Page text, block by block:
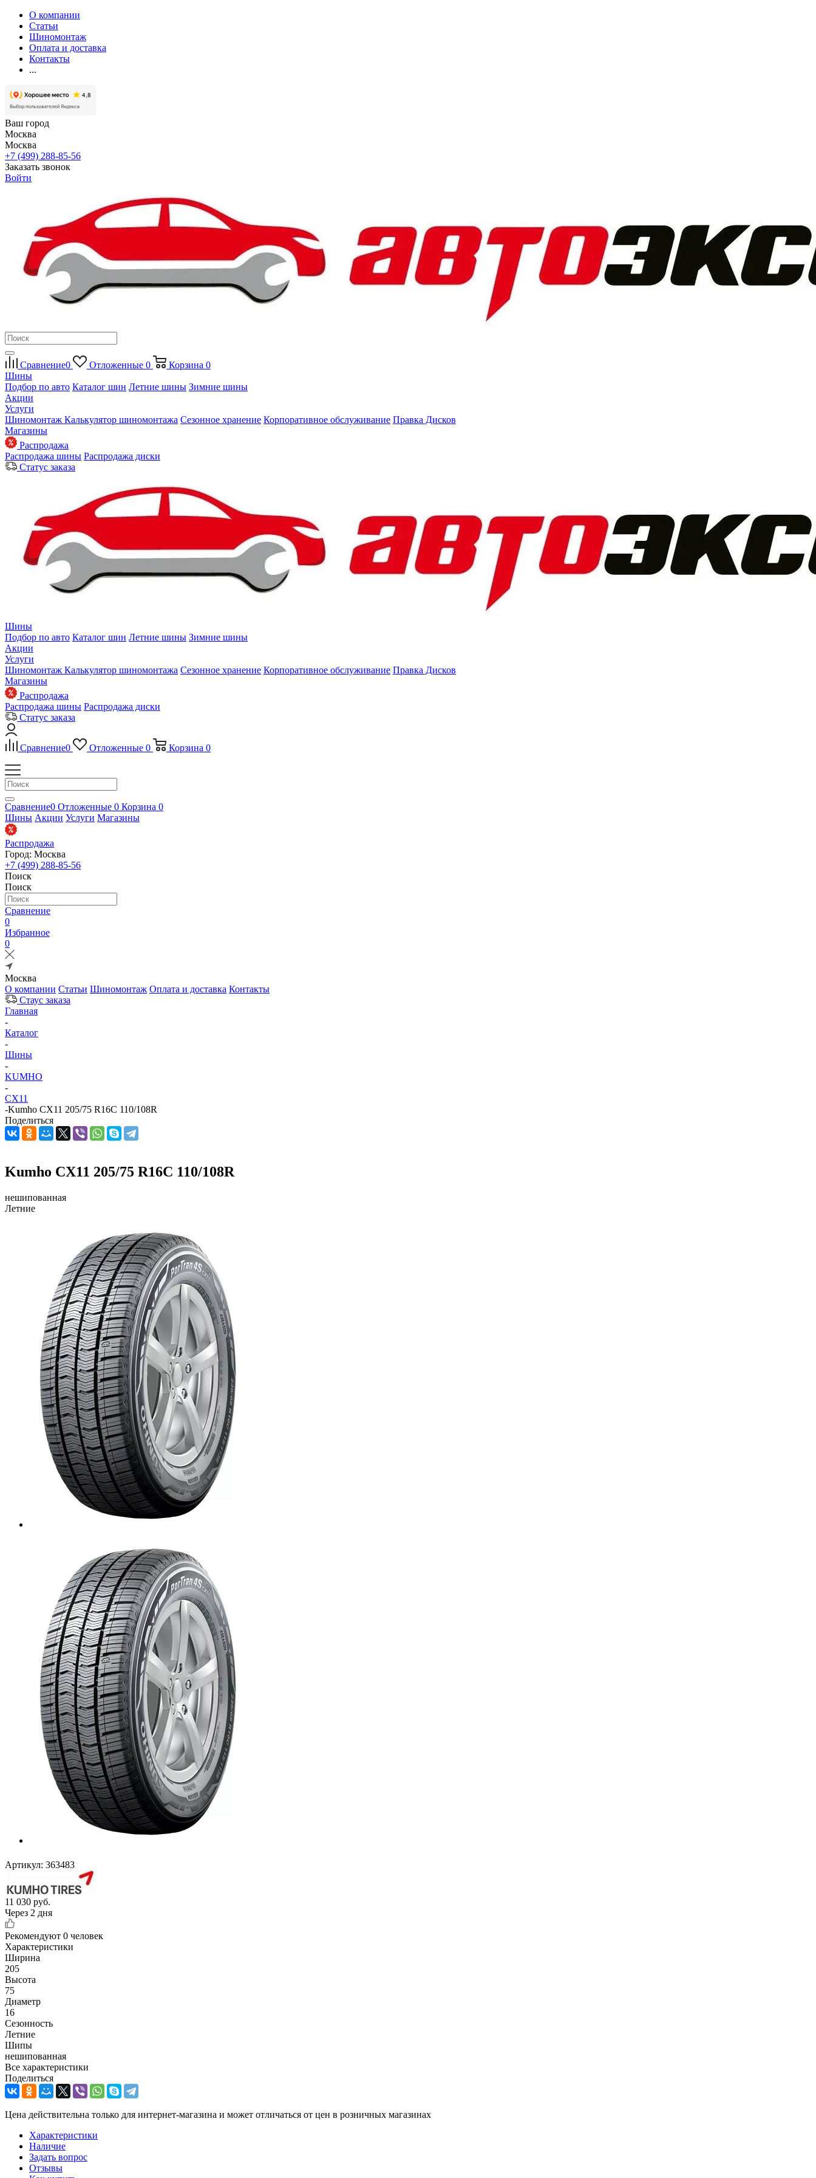
О компании
Статьи
Шиномонтаж
Оплата и доставка
Контакты
...
Ваш город
Москва
Москва
+7 (499) 288-85-56
Заказать звонок
Войти
Сравнение0 Отложенные 0 Корзина 0
Шины
Подбор по авто Каталог шин Летние шины Зимние шины
Акции
Услуги
Шиномонтаж Калькулятор шиномонтажа Сезонное хранение Корпоративное обслуживание Правка Дисков
Магазины
Распродажа
Распродажа шины Распродажа диски
Статус заказа
Шины
Подбор по авто Каталог шин Летние шины Зимние шины
Акции
Услуги
Шиномонтаж Калькулятор шиномонтажа Сезонное хранение Корпоративное обслуживание Правка Дисков
Магазины
Распродажа
Распродажа шины Распродажа диски
Статус заказа
Сравнение0 Отложенные 0 Корзина 0
Сравнение0 Отложенные 0 Корзина 0
Шины Акции Услуги Магазины
Распродажа
Город: Москва
+7 (499) 288-85-56
Поиск
Поиск
Сравнение
0
Избранное
0
Москва
О компании Статьи Шиномонтаж Оплата и доставка Контакты
Стаус заказа
Главная
-
Каталог
-
Шины
-
KUMHO
-
CX11
-Kumho CX11 205/75 R16C 110/108R
Поделиться
Kumho CX11 205/75 R16C 110/108R
нешипованная
Летние
Артикул: 363483
11 030 руб.
Через 2 дня
Рекомендуют 0 человек
Характеристики
Ширина
205
Высота
75
Диаметр
16
Сезонность
Летние
Шипы
нешипованная
Все характеристики
Поделиться
Цена действительна только для интернет-магазина и может отличаться от цен в розничных магазинах
Характеристики
Наличие
Задать вопрос
Отзывы